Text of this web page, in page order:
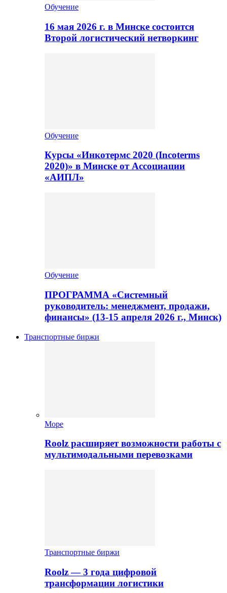
Обучение
16 мая 2026 г. в Минске состоится
Второй логистический нетворкинг
Обучение
Курсы «Инкотермс 2020 (Incoterms
2020)» в Минске от Ассоциации
«АИПЛ»
Обучение
ПРОГРАММА «Системный
руководитель: менеджмент, продажи,
финансы» (13-15 апреля 2026 г., Минск)
Транспортные биржи
Море
Roolz расширяет возможности работы с
мультимодальными перевозками
Транспортные биржи
Roolz — 3 года цифровой
трансформации логистики